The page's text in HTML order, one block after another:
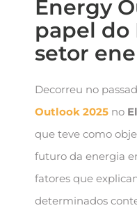
Energy
papel do
setor
Decorreu no
Outlook 2025no
que teve como
futuro da energia
fatores que
determinados